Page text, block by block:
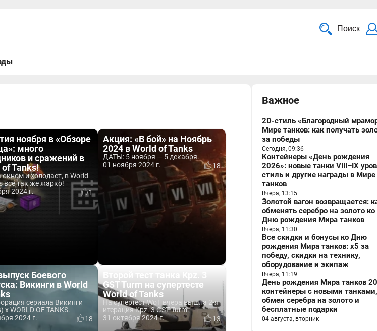
Поиск
ноября в «Обзоре
много
и сражений в
Tanks!
окном и холодает, в World
всё так же жарко!
2024 г.
1
Акция: «В бой» на Ноябрь
2024 в World of Tanks
ДАТЫ: 5 ноября — 5 декабря.
01 ноября 2024 г.
18
Боевого
Викинги в World
сериала Викинги
x WORLD OF TANKS.
2024 г.
18
GST Turm на супертесте
World of Tanks
На супертест WoT вчера вышла 2-я
итерация Kpz. 3 GST Turm.
31 октября 2024 г.
13
Важное
2D-стиль «Благородный
Мире танков: как получать
за победы
Сегодня, 09:36
Контейнеры «День рождения
2026»: новые танки VIII–IX
стиль и другие награды в Мире
танков
Вчера, 13:15
Золотой вагон возвращается:
обменять серебро на золото ко
Дню рождения Мира танков
Вчера, 11:30
Все скидки и бонусы ко Дню
рождения Мира танков: x5 за
победу, скидки на технику,
оборудование и экипаж
Вчера, 11:19
День рождения Мира танков
контейнеры с новыми танками,
обмен серебра на золото и
бесплатные подарки
04 августа, вторник